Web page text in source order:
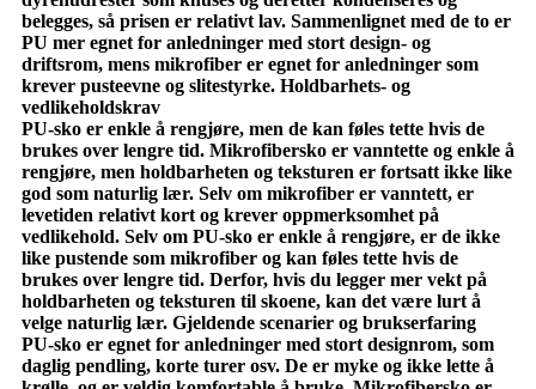
belegges, så prisen er relativt lav. Sammenlignet med de to er
PU mer egnet for anledninger med stort design- og
driftsrom, mens mikrofiber er egnet for anledninger som
krever pusteevne og slitestyrke. Holdbarhets- og
vedlikeholdskrav
PU-sko er enkle å rengjøre, men de kan føles tette hvis de
brukes over lengre tid. Mikrofibersko er vanntette og enkle å
rengjøre, men holdbarheten og teksturen er fortsatt ikke like
god som naturlig lær. Selv om mikrofiber er vanntett, er
levetiden relativt kort og krever oppmerksomhet på
vedlikehold. Selv om PU-sko er enkle å rengjøre, er de ikke
like pustende som mikrofiber og kan føles tette hvis de
brukes over lengre tid. Derfor, hvis du legger mer vekt på
holdbarheten og teksturen til skoene, kan det være lurt å
velge naturlig lær. Gjeldende scenarier og brukserfaring
PU-sko er egnet for anledninger med stort designrom, som
daglig pendling, korte turer osv. De er myke og ikke lette å